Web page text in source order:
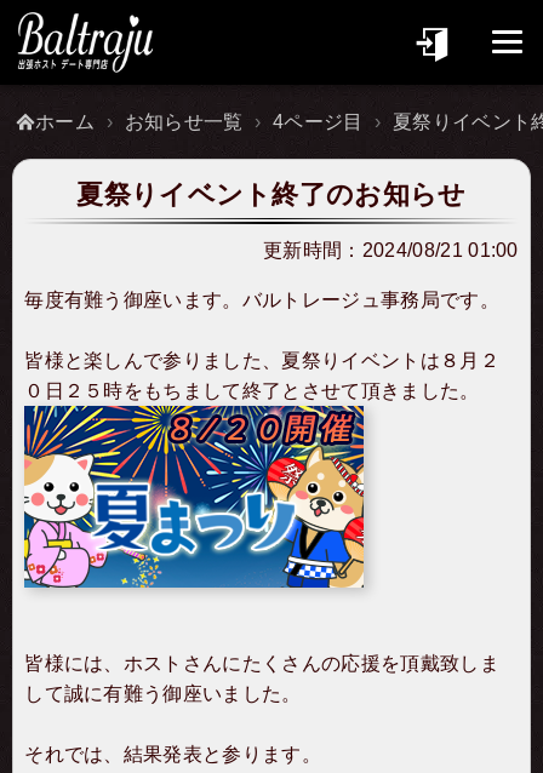
ホーム お知らせ一覧 4ページ目 夏祭りイベント
夏祭りイベント終了のお知らせ
更新時間： 2024/08/21 01:00
毎度有難う御座います。バルトレージュ事務局です。
皆様と楽しんで参りました、夏祭りイベントは８月２
０日２５時をもちまして終了とさせて頂きました。
皆様には、ホストさんにたくさんの応援を頂戴致しま
して誠に有難う御座いました。
それでは、結果発表と参ります。